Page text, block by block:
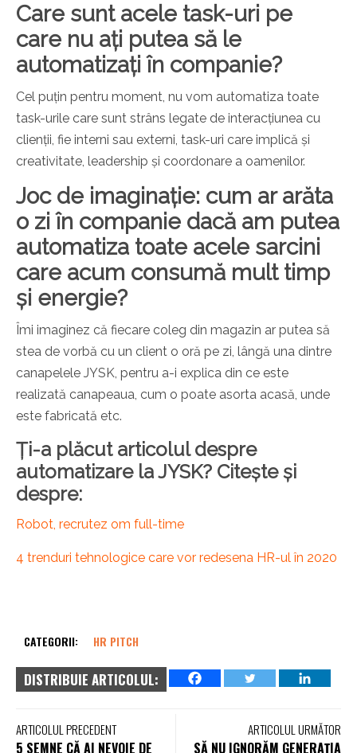
Care sunt acele task-uri pe
care nu ați putea să le
automatizați în companie?
Cel puțin pentru moment, nu vom automatiza toate
task-urile care sunt strâns legate de interacțiunea cu
clienții, fie interni sau externi, task-uri care implică și
creativitate, leadership și coordonare a oamenilor.
Joc de imaginație: cum ar arăta
o zi în companie dacă am putea
automatiza toate acele sarcini
care acum consumă mult timp
și energie?
Îmi imaginez că fiecare coleg din magazin ar putea să
stea de vorbă cu un client o oră pe zi, lângă una dintre
canapelele JYSK, pentru a-i explica din ce este
realizată canapeaua, cum o poate asorta acasă, unde
este fabricată etc.
Ți-a plăcut articolul despre
automatizare la JYSK? Citește și
despre:
Robot, recrutez om full-time
4 trenduri tehnologice care vor redesena HR-ul în 2020
CATEGORII: HR PITCH
DISTRIBUIE ARTICOLUL:
ARTICOLUL PRECEDENT
5 SEMNE CĂ AI NEVOIE DE
ARTICOLUL URMĂTOR
SĂ NU IGNORĂM GENERAȚIA